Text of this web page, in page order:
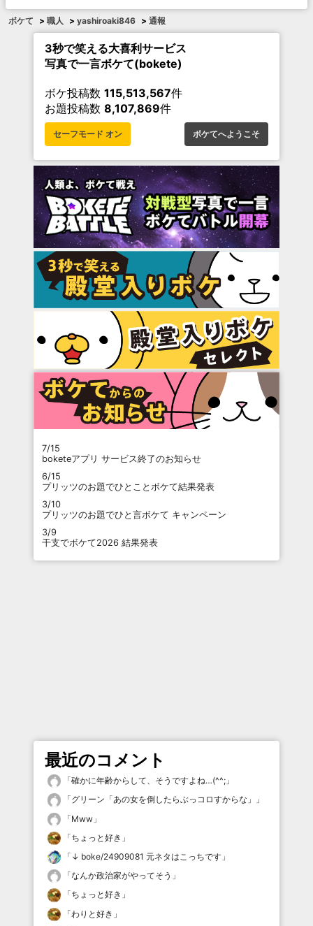
ボケて > 職人 > yashiroaki846 > 通報
3秒で笑える大喜利サービス
写真で一言ボケて(bokete)
ボケ投稿数 115,513,567件
お題投稿数 8,107,869件
セーフモード オン ボケてへようこそ
7/15
boketeアプリ サービス終了のお知らせ
6/15
プリッツのお題でひとことボケて結果発表
3/10
プリッツのお題でひと言ボケて キャンペーン
3/9
干支でボケて2026 結果発表
最近のコメント
「確かに年齢からして、そうですよね…(^^; 」
「グリーン「あの女を倒したらぶっコロすからな」
」
「Mww 」
「ちょっと好き 」
「 ↓ boke/24909081 元ネタはこっちです 」
「なんか政治家がやってそう 」
「ちょっと好き 」
「わりと好き 」